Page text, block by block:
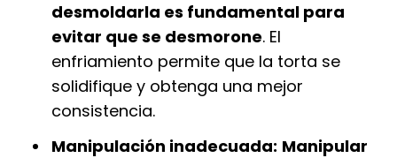
desmoldarla es fundamental para
evitar que se desmorone. El
enfriamiento permite que la torta se
solidifique y obtenga una mejor
consistencia.
Manipulación inadecuada: Manipular